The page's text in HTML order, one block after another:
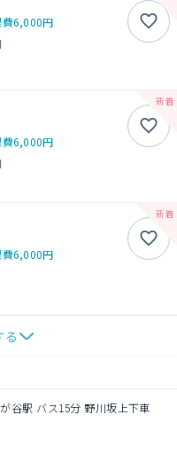
6,000円
6,000円
6,000円
る
谷駅 バス15分 野川坂上下車